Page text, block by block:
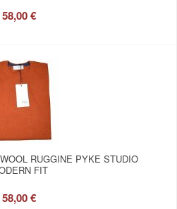
58,00 €
RUGGINE PYKE STUDIO
FIT
58,00 €